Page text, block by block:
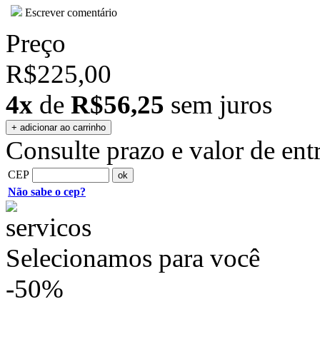
Escrever comentário
Preço
R$225,00
4x de R$56,25 sem juros
Consulte prazo e valor de
CEP
Não sabe o cep?
Selecionamos para você
-50%